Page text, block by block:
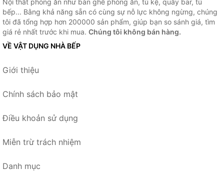
Nội thất phòng ăn như bàn ghế phòng ăn, tủ kệ, quầy bar, tủ
bếp... Bằng khả năng sẵn có cùng sự nỗ lực không ngừng, chúng
tôi đã tổng hợp hơn 200000 sản phẩm, giúp bạn so sánh giá, tìm
giá rẻ nhất trước khi mua. Chúng tôi không bán hàng.
VỀ VẬT DỤNG NHÀ BẾP
Giới thiệu
Chính sách bảo mật
Điều khoản sử dụng
Miễn trừ trách nhiệm
Danh mục